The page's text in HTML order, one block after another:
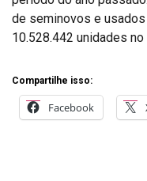
de seminovos e
10.528.442 unidades
Compartilhe isso:
Facebook